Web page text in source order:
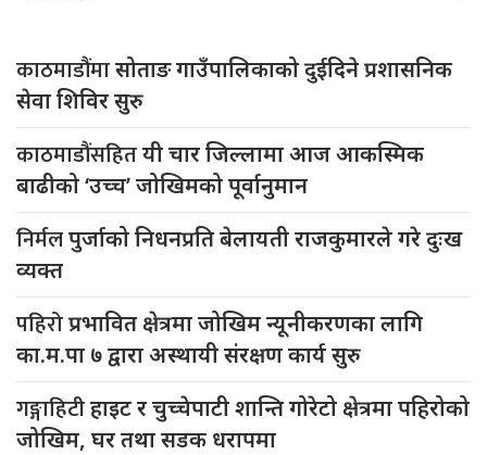
काठमाडौंमासोताङ गाउँपालिकाको दुईदिने प्रशासनिक
सेवा शिविर सुरु
काठमाडौंसहितयी चार जिल्लामा आज आकस्मिक
बाढीको ‘उच्च’ जोखिमको पूर्वानुमान
निर्मलपुर्जाको निधनप्रति बेलायती राजकुमारले गरे दुःख
व्यक्त
पहिरोप्रभावित क्षेत्रमा जोखिम न्यूनीकरणका लागि
का.म.पा ७ द्वारा अस्थायी संरक्षण कार्य सुरु
गङ्गाहिटीहाइट र चुच्चेपाटी शान्ति गोरेटो क्षेत्रमा पहिरोको
जोखिम, घर तथा सडक धरापमा